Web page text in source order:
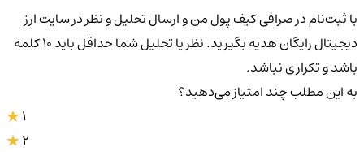
با ثبت‌نام در صرافی کیف پول من و ارسال تحلیل و نظر در سایت ارز
دیجیتال رایگان هدیه بگیرید. نظر یا تحلیل شما حداقل باید ۱۰ کلمه
باشد و تکراری نباشد.
به این مطلب چند امتیاز می‌دهید؟